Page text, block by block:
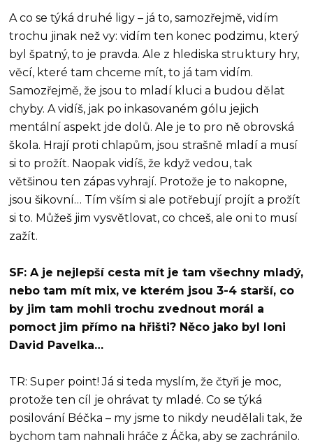
A co se týká druhé ligy – já to, samozřejmě, vidím
trochu jinak než vy: vidím ten konec podzimu, který
byl špatný, to je pravda. Ale z hlediska struktury hry,
věcí, které tam chceme mít, to já tam vidím.
Samozřejmě, že jsou to mladí kluci a budou dělat
chyby. A vidíš, jak po inkasovaném gólu jejich
mentální aspekt jde dolů. Ale je to pro ně obrovská
škola. Hrají proti chlapům, jsou strašně mladí a musí
si to prožít. Naopak vidíš, že když vedou, tak
většinou ten zápas vyhrají. Protože je to nakopne,
jsou šikovní… Tím vším si ale potřebují projít a prožít
si to. Můžeš jim vysvětlovat, co chceš, ale oni to musí
zažít.
SF: A je nejlepší cesta mít je tam všechny mladý,
nebo tam mít mix, ve kterém jsou 3-4 starší, co
by jim tam mohli trochu zvednout morál a
pomoct jim přímo na hřišti? Něco jako byl loni
David Pavelka…
TR: Super point! Já si teda myslím, že čtyři je moc,
protože ten cíl je ohrávat ty mladé. Co se týká
posilování Béčka – my jsme to nikdy neudělali tak, že
bychom tam nahnali hráče z Áčka, aby se zachránilo.